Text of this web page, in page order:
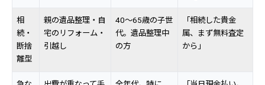
相
続・
断捨
離型
親の遺品整理・自
宅のリフォーム・
引越し
40〜65歳の子世
代。遺品整理中
の方
「相続した貴金
属、まず無料査定
から」